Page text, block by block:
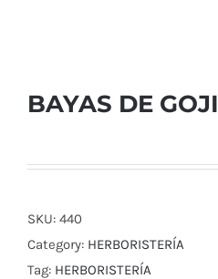
BAYAS DE GOJI
SKU: 440
Category: HERBORISTERÍA
Tag: HERBORISTERÍA